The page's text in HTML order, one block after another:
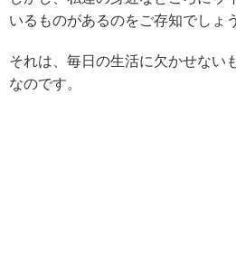
いるものがあるのをご存知でしょ
それは、毎日の生活に欠かせない
なのです。